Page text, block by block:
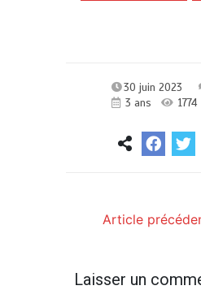
30 juin 2023
3 ans
1774
Article
Laisser un